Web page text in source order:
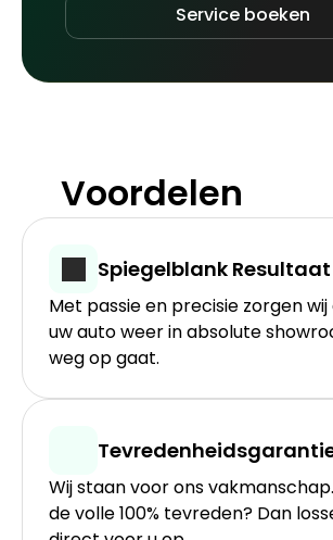
Service boeken
Voordelen
Spiegelblank Resultaat
Met passie en precisie zorgen
uw auto weer in absolute
weg op gaat.
Wij staan voor ons
de volle 100% tevreden? Dan